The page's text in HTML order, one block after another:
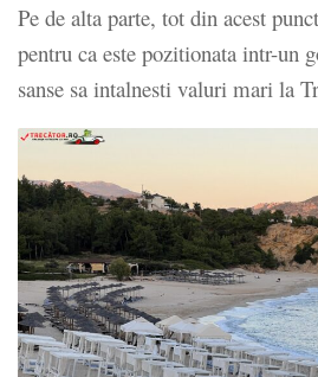
Pe de alta parte, tot din acest
pentru ca este pozitionata intr-un
sanse sa intalnesti valuri mari la